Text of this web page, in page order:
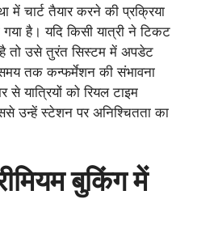
में चार्ट तैयार करने की प्रक्रिया
है। यदि किसी यात्री ने टिकट
है तो उसे तुरंत सिस्टम में अपडेट
तक कन्फर्मेशन की संभावना
से यात्रियों को रियल टाइम
उन्हें स्टेशन पर अनिश्चितता का
बुकिंग में